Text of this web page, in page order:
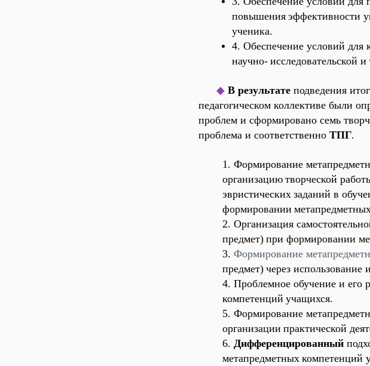
повышения эффективности
ученика.
4. Обеспечение условий для
научно- исследовательской
◆ В результате подведения
педагогическом коллективе были
проблем и сформировано семь
проблема и соответственно ТПГ.
1. Формирование
организацию творческой
эвристических заданий в
формировании
2. Организация
предмет) при формировании
3. Формирование
предмет) через использование
4. Проблемное обучение и его
компетенций учащихся.
5. Формирование
организации практической
6. Дифференцированный
метапредметных компетенций